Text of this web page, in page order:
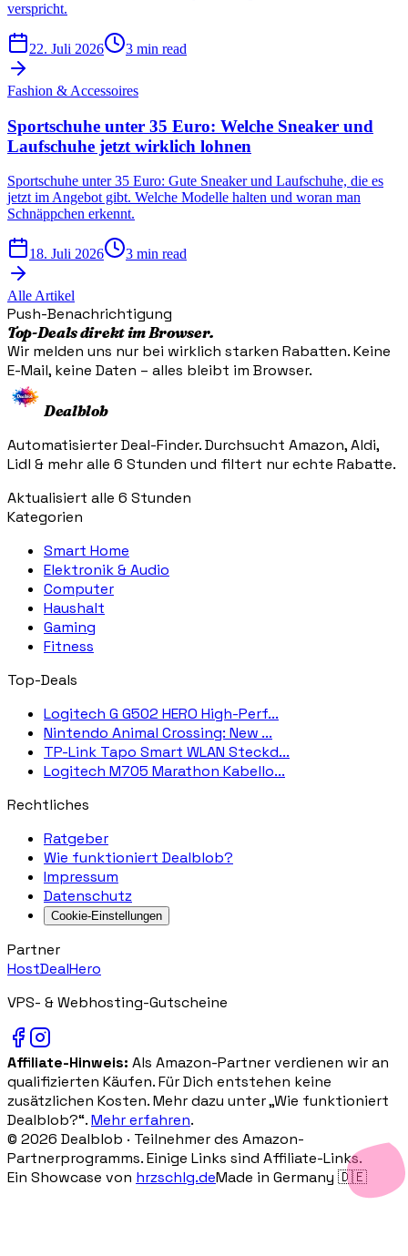
verspricht.
22. Juli 2026 3 min read
Fashion & Accessoires
Sportschuhe unter 35 Euro: Welche Sneaker und
Laufschuhe jetzt wirklich lohnen
Sportschuhe unter 35 Euro: Gute Sneaker und Laufschuhe, die es
jetzt im Angebot gibt. Welche Modelle halten und woran man
Schnäppchen erkennt.
18. Juli 2026 3 min read
Alle Artikel
Push-Benachrichtigung
Top-Deals direkt im Browser.
Wir melden uns nur bei wirklich starken Rabatten. Keine
E-Mail, keine Daten – alles bleibt im Browser.
Dealblob
Automatisierter Deal-Finder. Durchsucht Amazon, Aldi,
Lidl & mehr alle 6 Stunden und filtert nur echte Rabatte.
Aktualisiert alle 6 Stunden
Kategorien
Smart Home
Elektronik & Audio
Computer
Haushalt
Gaming
Fitness
Top-Deals
Logitech G G502 HERO High-Perf...
Nintendo Animal Crossing: New ...
TP-Link Tapo Smart WLAN Steckd...
Logitech M705 Marathon Kabello...
Rechtliches
Ratgeber
Wie funktioniert Dealblob?
Impressum
Datenschutz
Cookie-Einstellungen
Partner
HostDealHero
VPS- & Webhosting-Gutscheine
Affiliate-Hinweis: Als Amazon-Partner verdienen wir an
qualifizierten Käufen. Für Dich entstehen keine
zusätzlichen Kosten. Mehr dazu unter „Wie funktioniert
Dealblob?“.Mehr erfahren.
© 2026 Dealblob · Teilnehmer des Amazon-
Partnerprogramms. Einige Links sind Affiliate-Links.
Ein Showcase von hrzschlg.deMade in Germany 🇩🇪